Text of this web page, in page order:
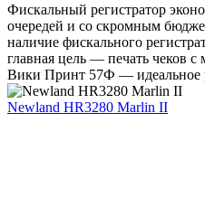
Фискальный регистратор
очередей и со скромным
наличие фискального
главная цель — печать чеков
Вики Принт 57Ф — идеальное
Newland HR3280 Marlin II